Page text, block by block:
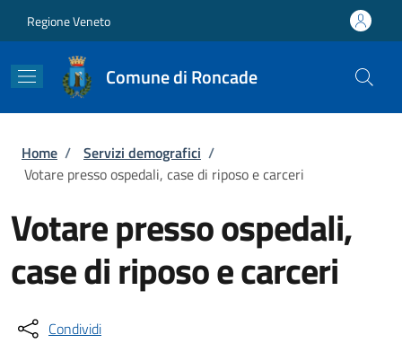
Regione Veneto
Comune di Roncade
Briciole di pane
Home / Servizi demografici /
Votare presso ospedali, case di riposo e carceri
Votare presso ospedali,
case di riposo e carceri
Condividi